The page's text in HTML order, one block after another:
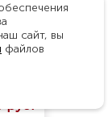
сайт, вы
файлов